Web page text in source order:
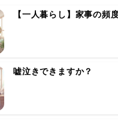
【一人暮らし】家事の頻
嘘泣きできますか？